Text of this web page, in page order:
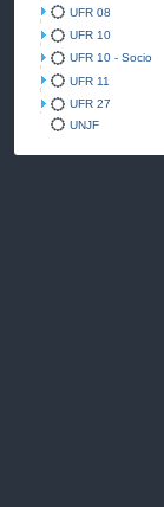
UFR 08
UFR 10
UFR 10 - Socio
UFR 11
UFR 27
UNJF